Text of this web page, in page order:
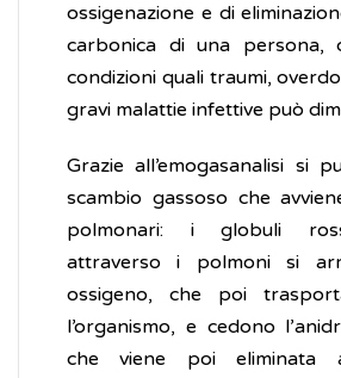
ossigenazione e di
carbonica di una persona,
condizioni quali traumi,
gravi malattie infettive può
Grazie all’emogasanalisi si
scambio gassoso che
polmonari: i globuli
attraverso i polmoni si
ossigeno, che poi
l’organismo, e cedono
che viene poi eliminata